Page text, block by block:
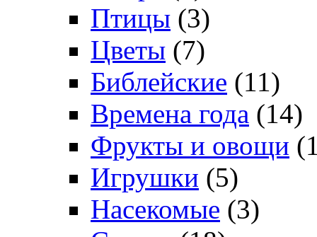
Птицы (3)
Цветы (7)
Библейские (11)
Времена года (14)
Фрукты и овощи
Игрушки (5)
Насекомые (3)